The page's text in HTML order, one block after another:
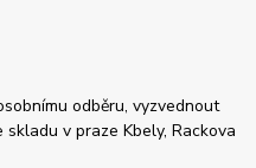
odběru, vyzvednout
v praze Kbely, Rackova